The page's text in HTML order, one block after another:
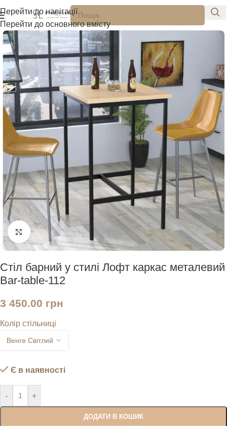
Перейти до навігації
Перейти до основного вмісту
Натисніть, щоб збільшити
Стіл барний у стилі Лофт каркас металевий
Bar-table-112
3 450.00 грн
Колір стільниці
Є в наявності
- +
ДОДАТИ В КОШИК